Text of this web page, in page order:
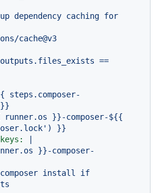
up dependency caching for
cache@v3
==
steps.composer-
}}
runner.os
}}-composer-${{
}}
|
composer install
if